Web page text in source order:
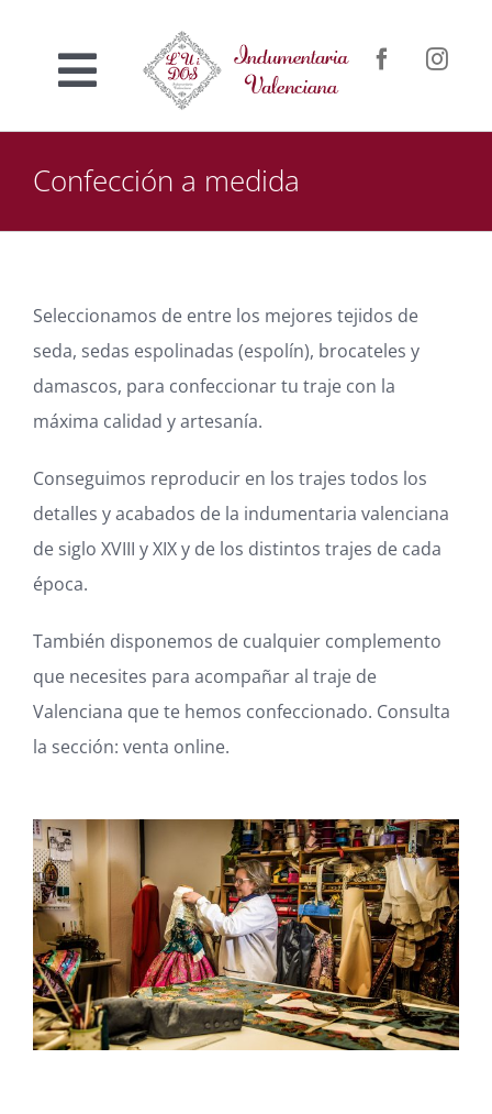
contenidoToggle
Navigation
Confección a medida
Contacto
Blog
Carrito
Mi cuenta
Confección a medida
Seleccionamos de entre los mejores tejidos de
seda, sedas espolinadas (espolín), brocateles y
damascos, para confeccionar tu traje con la
máxima calidad y artesanía.
Conseguimos reproducir en los trajes todos los
detalles y acabados de la indumentaria valenciana
de siglo XVIII y XIX y de los distintos trajes de cada
época.
También disponemos de cualquier complemento
que necesites para acompañar al traje de
Valenciana que te hemos confeccionado. Consulta
la sección: venta online.